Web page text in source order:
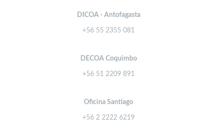
DICOA - Antofagasta
+56 55 2355 081
DECOA Coquimbo
+56 51 2209 891
Oficina Santiago
+56 2 2222 6219